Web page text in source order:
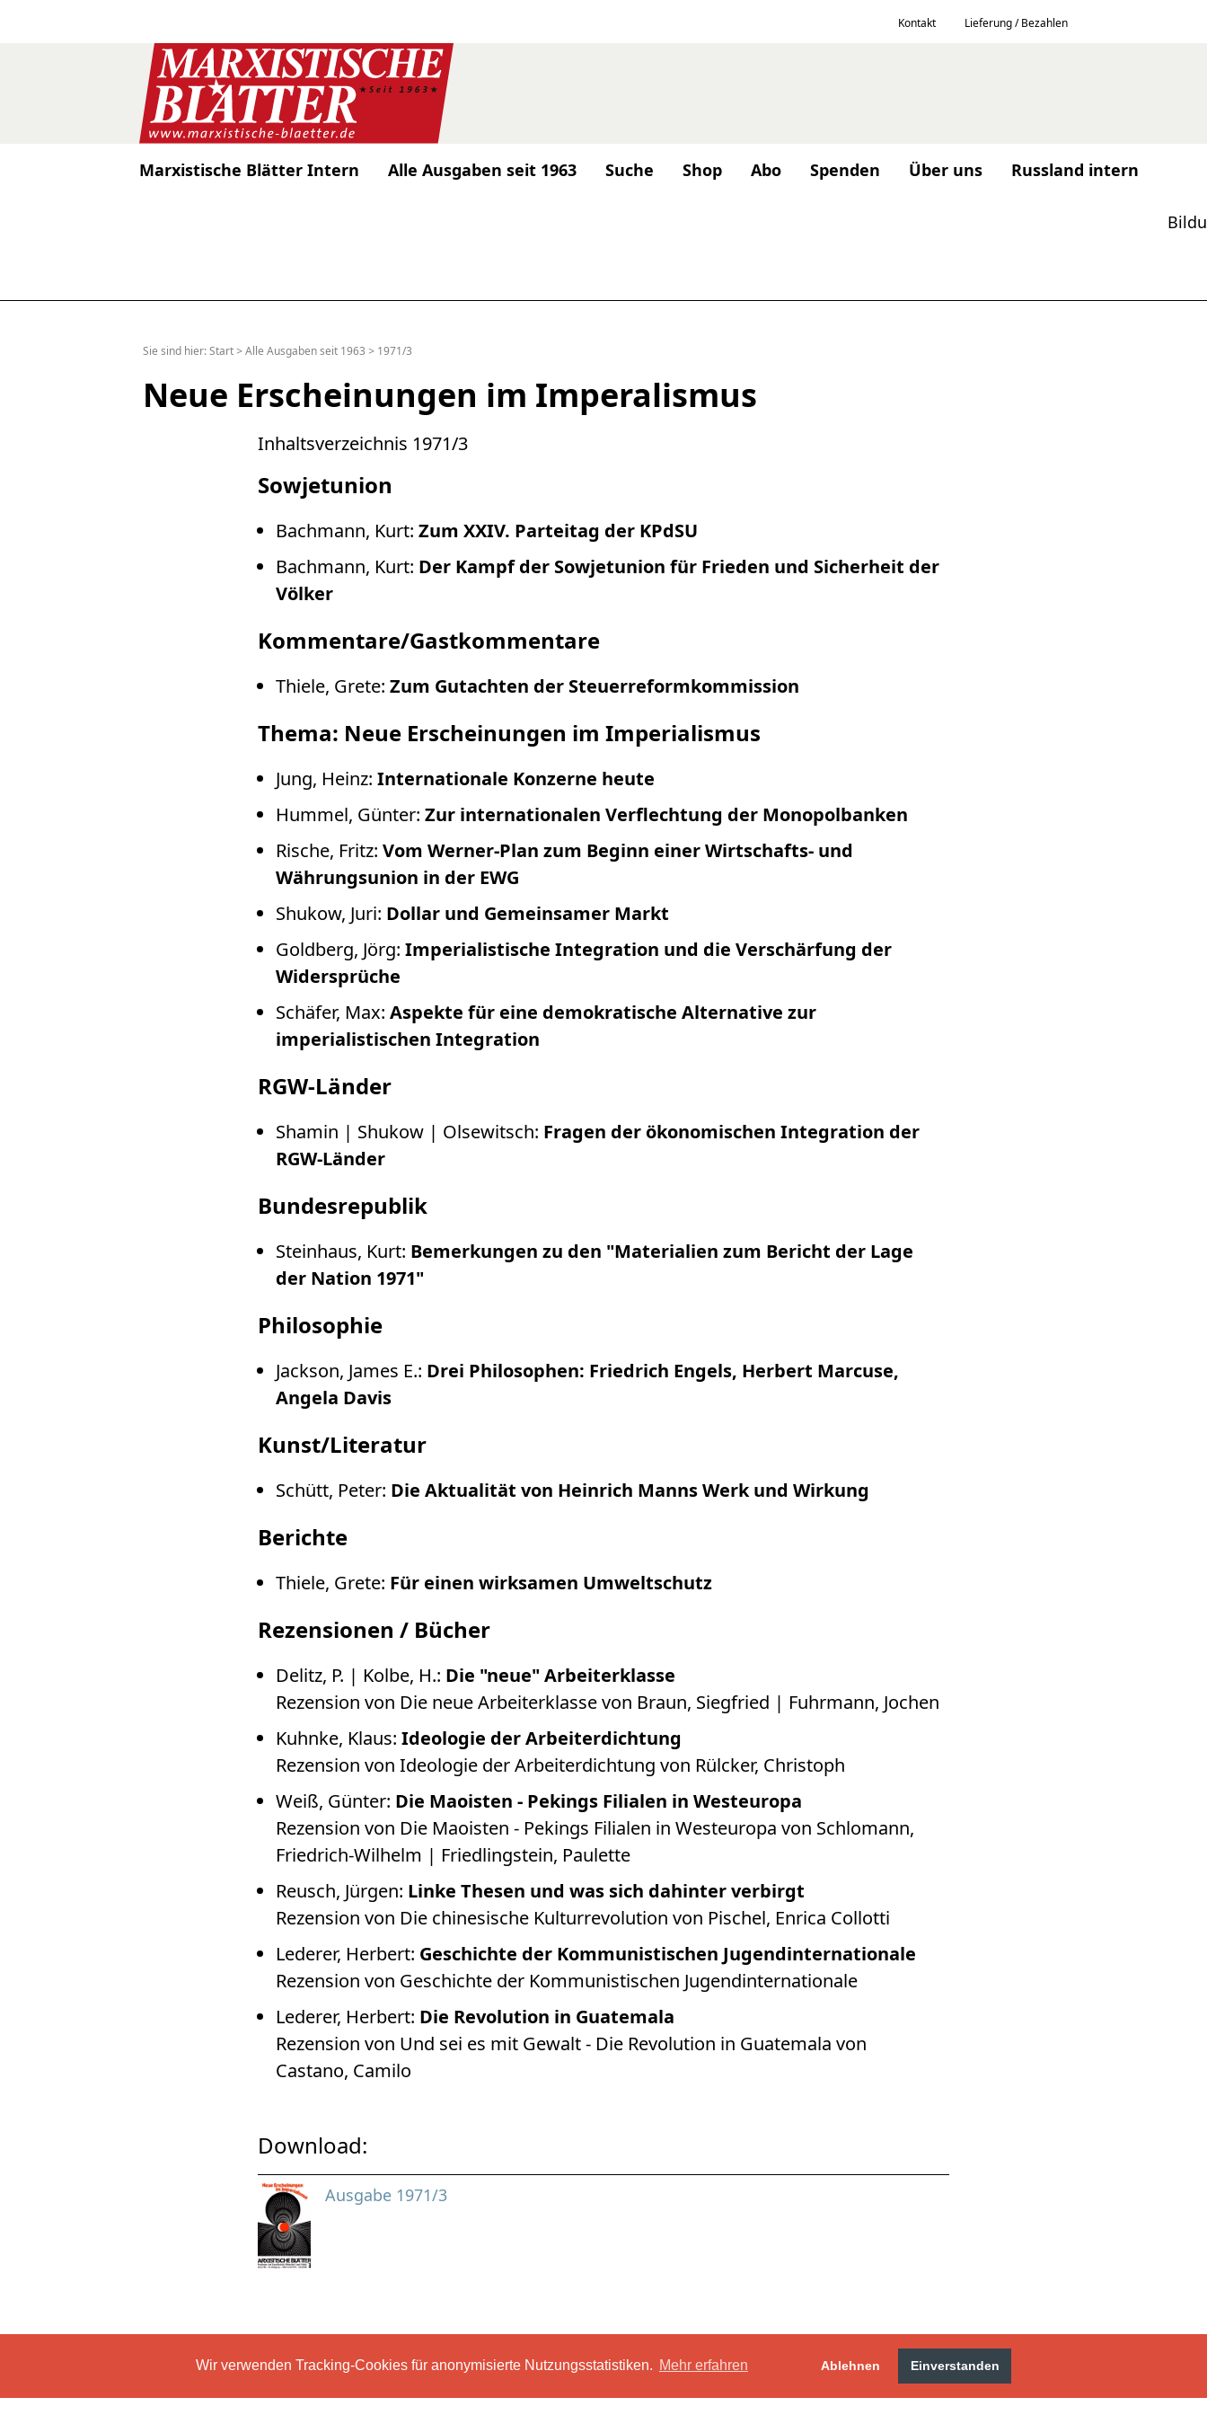
Wir verwenden Tracking-Cookies für anonymisierte Nutzungsstatistiken. Mehr erfahren Ablehnen Einverstanden
Marxistische Blätter Intern Alle Ausgaben seit 1963 Suche Shop Abo Spenden Über uns Russland intern
Kontakt Lieferung / Bezahlen
Sie sind hier:Start >Alle Ausgaben seit 1963 > 1971/3
Neue Erscheinungen im Imperalismus
Inhaltsverzeichnis 1971/3
Sowjetunion
Bachmann, Kurt: Zum XXIV. Parteitag der KPdSU
Bachmann, Kurt: Der Kampf der Sowjetunion für Frieden und Sicherheit der
Völker
Kommentare/Gastkommentare
Thiele, Grete: Zum Gutachten der Steuerreformkommission
Thema: Neue Erscheinungen im Imperialismus
Jung, Heinz: Internationale Konzerne heute
Hummel, Günter: Zur internationalen Verflechtung der Monopolbanken
Rische, Fritz: Vom Werner-Plan zum Beginn einer Wirtschafts- und
Währungsunion in der EWG
Shukow, Juri: Dollar und Gemeinsamer Markt
Goldberg, Jörg: Imperialistische Integration und die Verschärfung der
Widersprüche
Schäfer, Max: Aspekte für eine demokratische Alternative zur
imperialistischen Integration
RGW-Länder
Shamin | Shukow | Olsewitsch: Fragen der ökonomischen Integration der
RGW-Länder
Bundesrepublik
Steinhaus, Kurt: Bemerkungen zu den "Materialien zum Bericht der Lage
der Nation 1971"
Philosophie
Jackson, James E.: Drei Philosophen: Friedrich Engels, Herbert Marcuse,
Angela Davis
Kunst/Literatur
Schütt, Peter: Die Aktualität von Heinrich Manns Werk und Wirkung
Berichte
Thiele, Grete: Für einen wirksamen Umweltschutz
Rezensionen / Bücher
Delitz, P. | Kolbe, H.: Die "neue" Arbeiterklasse
Rezension von Die neue Arbeiterklasse von Braun, Siegfried | Fuhrmann, Jochen
Kuhnke, Klaus: Ideologie der Arbeiterdichtung
Rezension von Ideologie der Arbeiterdichtung von Rülcker, Christoph
Weiß, Günter: Die Maoisten - Pekings Filialen in Westeuropa
Rezension von Die Maoisten - Pekings Filialen in Westeuropa von Schlomann,
Friedrich-Wilhelm | Friedlingstein, Paulette
Reusch, Jürgen: Linke Thesen und was sich dahinter verbirgt
Rezension von Die chinesische Kulturrevolution von Pischel, Enrica Collotti
Lederer, Herbert: Geschichte der Kommunistischen Jugendinternationale
Rezension von Geschichte der Kommunistischen Jugendinternationale
Lederer, Herbert: Die Revolution in Guatemala
Rezension von Und sei es mit Gewalt - Die Revolution in Guatemala von
Castano, Camilo
Download:
Ausgabe 1971/3